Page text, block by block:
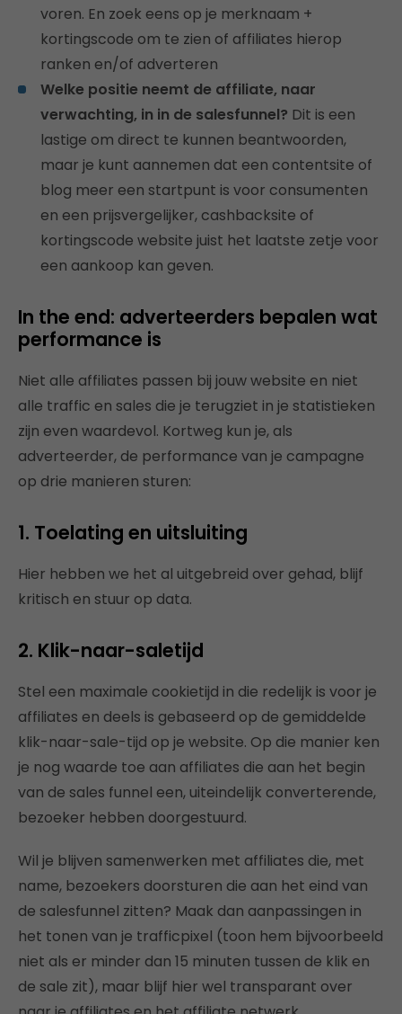
voren. En zoek eens op je merknaam +
kortingscode om te zien of affiliates hierop
ranken en/of adverteren
Welke positie neemt de affiliate, naar
verwachting, in in de salesfunnel? Dit is een
lastige om direct te kunnen beantwoorden,
maar je kunt aannemen dat een contentsite of
blog meer een startpunt is voor consumenten
en een prijsvergelijker, cashbacksite of
kortingscode website juist het laatste zetje voor
een aankoop kan geven.​
In the end: adverteerders bepalen wat
performance is
Niet alle affiliates passen bij jouw website en niet
alle traffic en sales die je terugziet in je statistieken
zijn even waardevol. Kortweg kun je, als
adverteerder, de performance van je campagne
op drie manieren sturen:
1. Toelating en uitsluiting
Hier hebben we het al uitgebreid over gehad, blijf
kritisch en stuur op data.
2. Klik-naar-saletijd
Stel een maximale cookietijd in die redelijk is voor je
affiliates en deels is gebaseerd op de gemiddelde
klik-naar-sale-tijd op je website. Op die manier ken
je nog waarde toe aan affiliates die aan het begin
van de sales funnel een, uiteindelijk converterende,
bezoeker hebben doorgestuurd.
Wil je blijven samenwerken met affiliates die, met
name, bezoekers doorsturen die aan het eind van
de salesfunnel zitten? Maak dan aanpassingen in
het tonen van je trafficpixel (toon hem bijvoorbeeld
niet als er minder dan 15 minuten tussen de klik en
de sale zit), maar blijf hier wel transparant over